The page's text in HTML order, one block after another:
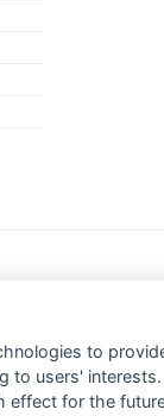
to
to users'
effect for the